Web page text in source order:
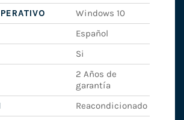
Windows 10
Español
Si
2 Años de
garantía
Reacondicionado